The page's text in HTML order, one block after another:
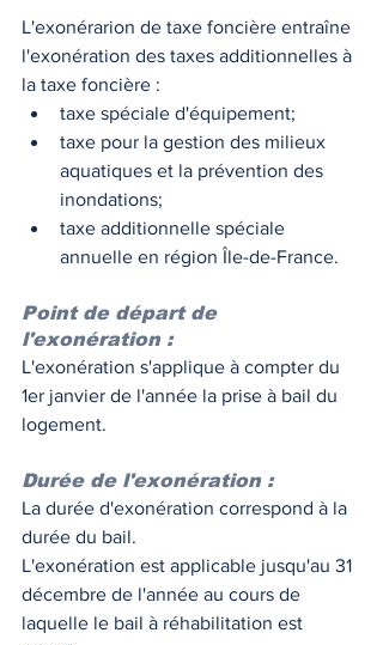
L'exonérarion de taxe foncière entraîne
l'exonération des taxes additionnelles à
la taxe foncière :
taxe spéciale d'équipement;
taxe pour la gestion des milieux
aquatiques et la prévention des
inondations;
taxe additionnelle spéciale
annuelle en région Île-de-France.
Point de départ de
l'exonération :
L'exonération s'applique à compter du
1er janvier de l'année la prise à bail du
logement.
Durée de l'exonération :
La durée d'exonération correspond à la
durée du bail.
L'exonération est applicable jusqu'au 31
décembre de l'année au cours de
laquelle le bail à réhabilitation est